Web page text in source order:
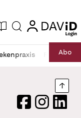
Ausgabe
Suche login
RechtAbo
FacebookInstagram